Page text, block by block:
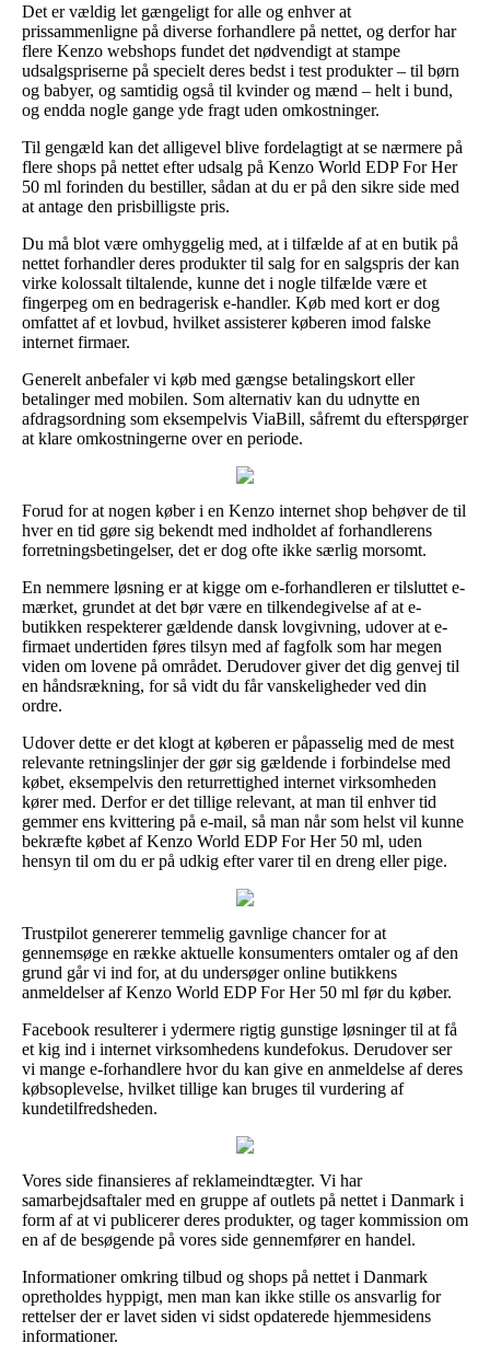
Det er vældig let gængeligt for alle og enhver at
prissammenligne på diverse forhandlere på nettet, og derfor har
flere Kenzo webshops fundet det nødvendigt at stampe
udsalgspriserne på specielt deres bedst i test produkter – til børn
og babyer, og samtidig også til kvinder og mænd – helt i bund,
og endda nogle gange yde fragt uden omkostninger.
Til gengæld kan det alligevel blive fordelagtigt at se nærmere på
flere shops på nettet efter udsalg på Kenzo World EDP For Her
50 ml forinden du bestiller, sådan at du er på den sikre side med
at antage den prisbilligste pris.
Du må blot være omhyggelig med, at i tilfælde af at en butik på
nettet forhandler deres produkter til salg for en salgspris der kan
virke kolossalt tiltalende, kunne det i nogle tilfælde være et
fingerpeg om en bedragerisk e-handler. Køb med kort er dog
omfattet af et lovbud, hvilket assisterer køberen imod falske
internet firmaer.
Generelt anbefaler vi køb med gængse betalingskort eller
betalinger med mobilen. Som alternativ kan du udnytte en
afdragsordning som eksempelvis ViaBill, såfremt du efterspørger
at klare omkostningerne over en periode.
Forud for at nogen køber i en Kenzo internet shop behøver de til
hver en tid gøre sig bekendt med indholdet af forhandlerens
forretningsbetingelser, det er dog ofte ikke særlig morsomt.
En nemmere løsning er at kigge om e-forhandleren er tilsluttet e-
mærket, grundet at det bør være en tilkendegivelse af at e-
butikken respekterer gældende dansk lovgivning, udover at e-
firmaet undertiden føres tilsyn med af fagfolk som har megen
viden om lovene på området. Derudover giver det dig genvej til
en håndsrækning, for så vidt du får vanskeligheder ved din
ordre.
Udover dette er det klogt at køberen er påpasselig med de mest
relevante retningslinjer der gør sig gældende i forbindelse med
købet, eksempelvis den returrettighed internet virksomheden
kører med. Derfor er det tillige relevant, at man til enhver tid
gemmer ens kvittering på e-mail, så man når som helst vil kunne
bekræfte købet af Kenzo World EDP For Her 50 ml, uden
hensyn til om du er på udkig efter varer til en dreng eller pige.
Trustpilot genererer temmelig gavnlige chancer for at
gennemsøge en række aktuelle konsumenters omtaler og af den
grund går vi ind for, at du undersøger online butikkens
anmeldelser af Kenzo World EDP For Her 50 ml før du køber.
Facebook resulterer i ydermere rigtig gunstige løsninger til at få
et kig ind i internet virksomhedens kundefokus. Derudover ser
vi mange e-forhandlere hvor du kan give en anmeldelse af deres
købsoplevelse, hvilket tillige kan bruges til vurdering af
kundetilfredsheden.
Vores side finansieres af reklameindtægter. Vi har
samarbejdsaftaler med en gruppe af outlets på nettet i Danmark i
form af at vi publicerer deres produkter, og tager kommission om
en af de besøgende på vores side gennemfører en handel.
Informationer omkring tilbud og shops på nettet i Danmark
opretholdes hyppigt, men man kan ikke stille os ansvarlig for
rettelser der er lavet siden vi sidst opdaterede hjemmesidens
informationer.